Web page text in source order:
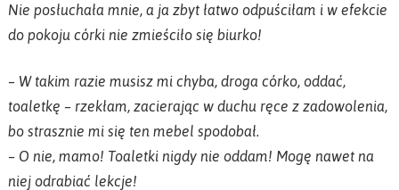
Nie posłuchała mnie, a ja zbyt łatwo odpuściłam i w efekcie
do pokoju córki nie zmieściło się biurko!
– W takim razie musisz mi chyba, droga córko, oddać,
toaletkę – rzekłam, zacierając w duchu ręce z zadowolenia,
bo strasznie mi się ten mebel spodobał.
– O nie, mamo! Toaletki nigdy nie oddam! Mogę nawet na
niej odrabiać lekcje!